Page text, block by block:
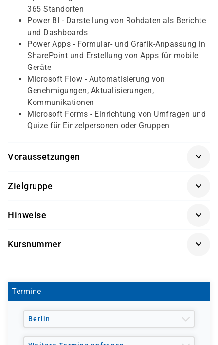
365 Standorten
Power BI - Darstellung von Rohdaten als Berichte
und Dashboards
Power Apps - Formular- und Grafik-Anpassung in
SharePoint und Erstellung von Apps für mobile
Geräte
Microsoft Flow - Automatisierung von
Genehmigungen, Aktualisierungen,
Kommunikationen
Microsoft Forms - Einrichtung von Umfragen und
Quize für Einzelpersonen oder Gruppen
Voraussetzungen
Vorkenntnisse mitbringen:
erforderlich
Zielgruppe
die die Benutzerbasis unterstützen, über die
Hinweise
Workshop in Anlehnung an den ehemaligen
Kursnummer
Termine
Berlin